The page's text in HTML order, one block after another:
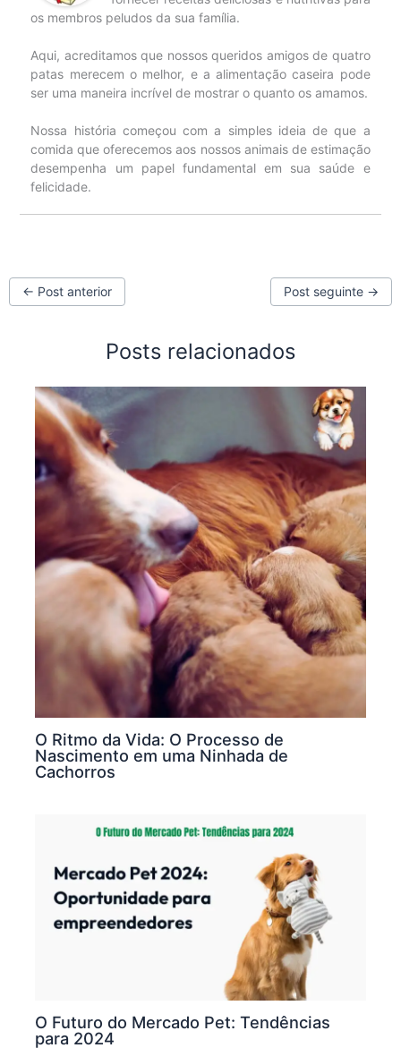
os membros peludos da sua família.
Aqui, acreditamos que nossos queridos amigos de quatro
patas merecem o melhor, e a alimentação caseira pode
ser uma maneira incrível de mostrar o quanto os amamos.
Nossa história começou com a simples ideia de que a
comida que oferecemos aos nossos animais de estimação
desempenha um papel fundamental em sua saúde e
felicidade.
← Post anterior Post seguinte →
Posts relacionados
O Ritmo da Vida: O Processo de
Nascimento em uma Ninhada de
Cachorros
O Futuro do Mercado Pet: Tendências
para 2024